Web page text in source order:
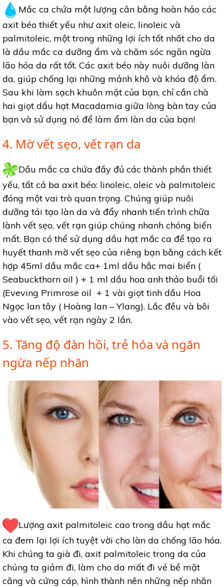
Mắc ca chứa một lượng cân bằng hoàn hảo các
axit béo thiết yếu như axit oleic, linoleic và
palmitoleic, một trong những lợi ích tốt nhất cho da
là dầu mắc ca dưỡng ẩm và chăm sóc ngăn ngừa
lão hóa da rất tốt. Các axit béo này nuôi dưỡng làn
da, giúp chống lại những mảnh khô và khóa độ ẩm.
Sau khi làm sạch khuôn mặt của bạn, chỉ cần chà
hai giọt dầu hạt Macadamia giữa lòng bàn tay của
bạn và sử dụng nó để làm ẩm làn da của bạn!
4. Mờ vết sẹo, vết rạn da
Dầu mắc ca chứa đầy đủ các thành phần thiết
yếu, tất cả ba axit béo: linoleic, oleic và palmitoleic
đóng một vai trò quan trọng. Chúng giúp nuôi
dưỡng tái tạo làn da và đẩy nhanh tiến trình chữa
lành vết sẹo, vết rạn giúp chúng nhanh chóng biến
mất. Bạn có thể sử dụng dầu hạt mắc ca để tạo ra
huyết thanh mờ vết sẹo của riêng bạn bằng cách kết
hợp 45ml dầu mắc ca+ 1ml dầu hắc mai biển (
Seabuckthorn oil ) + 1 ml dầu hoa anh thảo buổi tối
(Eveving Primrose oil + 1 vài giọt tinh dầu Hoa
Ngọc lan tây ( Hoàng lan – Ylang). Lắc đều và bôi
vào vết sẹo, vết rạn ngày 2 lần.
5. Tăng độ đàn hồi, trẻ hóa và ngăn
ngừa nếp nhăn
Lượng axit palmitoleic cao trong dầu hạt mắc
ca đem lại lợi ích tuyệt vời cho làn da chống lão hóa.
Khi chúng ta già đi, axit palmitoleic trong da của
chúng ta giảm đi, làm cho da mất đi vẻ bề mặt
căng và cứng cáp, hình thành nên những nếp nhăn